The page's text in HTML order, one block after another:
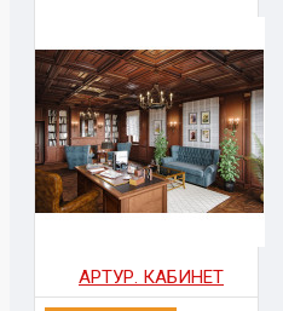
АРТУР. КАБИНЕТ